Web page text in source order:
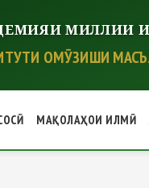
МИЛЛИИ
ОМӮЗИШИ
МАҚОЛАҲОИ ИЛМӢ